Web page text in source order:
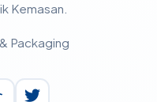
Kemasan.
Packaging